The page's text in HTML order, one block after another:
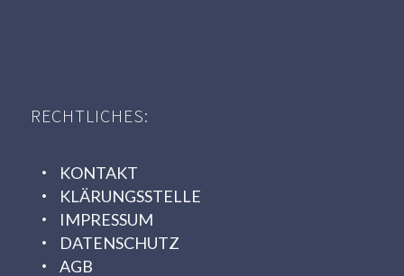
RECHTLICHES:
KONTAKT
KLÄRUNGSSTELLE
IMPRESSUM
DATENSCHUTZ
AGB